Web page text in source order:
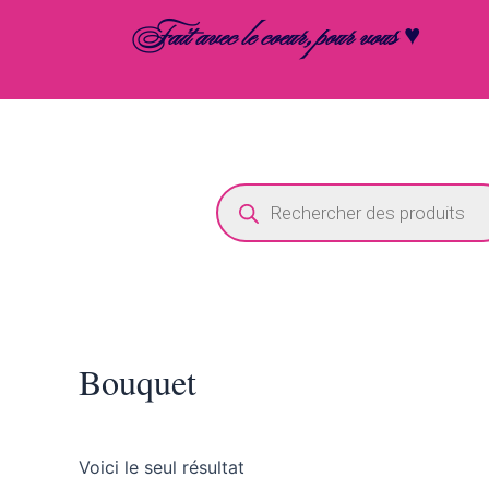
Fait avec le coeur, pour vous ♥
Recherche
de
produits
Bouquet
Voici le seul résultat